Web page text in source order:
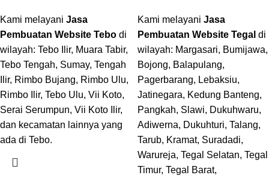
Kami melayani Jasa
Pembuatan Website Tebo di
wilayah: Tebo Ilir, Muara Tabir,
Tebo Tengah, Sumay, Tengah
Ilir, Rimbo Bujang, Rimbo Ulu,
Rimbo Ilir, Tebo Ulu, Vii Koto,
Serai Serumpun, Vii Koto Ilir,
dan kecamatan lainnya yang
ada di Tebo.
Kami melayani Jasa
Pembuatan Website Tegal di
wilayah: Margasari, Bumijawa,
Bojong, Balapulang,
Pagerbarang, Lebaksiu,
Jatinegara, Kedung Banteng,
Pangkah, Slawi, Dukuhwaru,
Adiwerna, Dukuhturi, Talang,
Tarub, Kramat, Suradadi,
Warureja, Tegal Selatan, Tegal
Timur, Tegal Barat,